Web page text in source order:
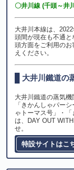
〇井川線 (千頭～井
大井川本線は、
頭間が現在も不通
頭方面をご利用の
えください。
大井川鐵道の
大井川鐵道の蒸気機
「きかんしゃパー
ゃトーマス号」・
は、DAY OUT
せ。
特設サイトはこ